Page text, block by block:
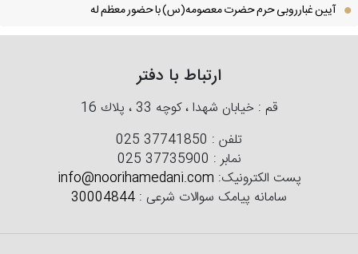
آیین غبارروبی حرم حضرت معصومه(س) با حضور معظم له
ارتباط با دفتر
قم : خیابان شهدا ، كوچه 33 ، پلاك 16
تلفن :025 37741850
نمابر :025 37735900
پست الکترونیک:info@noorihamedani.com
سامانه پیامک سوالات شرعی : 30004844